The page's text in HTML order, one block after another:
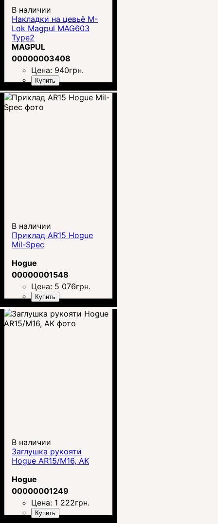
В наличии
Накладки на цевьё M-
Lok Magpul MAG603
Type2
MAGPUL
00000003408
Цена: 940грн.
Купить
В наличии
Приклад AR15 Hogue
Mil-Spec
Hogue
00000001548
Цена: 5 076грн.
Купить
В наличии
Заглушка рукояти
Hogue AR15/M16, AK
Hogue
00000001249
Цена: 1 222грн.
Купить